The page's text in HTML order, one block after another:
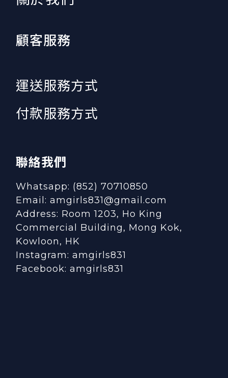
顧客服務
運送服務方式
付款服務方式
聯絡我們
Whatsapp: (852) 70710850
Email: amgirls831@gmail.com
Address: Room 1203, Ho King
Commercial Building, Mong Kok,
Kowloon, HK
Instagram: amgirls831
Facebook: amgirls831